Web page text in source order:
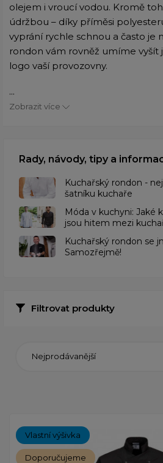
olejem i vroucí vodou. Kromě
údržbou – díky příměsi
vyprání rychle schnou a často je
rondon vám rovněž umíme vyšít
logo vaší provozovny.
...
Zobrazit více
Rady, návody, tipy a
Kuchařský rondon -
šatníku kuchaře
Móda v kuchyni: Jaké
jsou hitem mezi
Kuchařský rondon se
Samozřejmě!
Filtrovat produkty
Nejprodávanější
Vlastní výšivka
Doporučujeme